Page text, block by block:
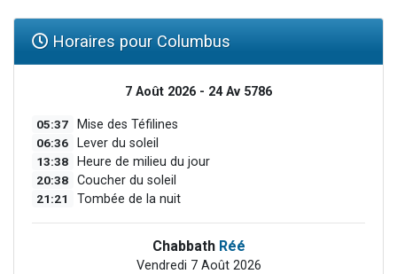
Horaires pour Columbus
7 Août 2026 - 24 Av 5786
05:37 Mise des Téfilines
06:36 Lever du soleil
13:38 Heure de milieu du jour
20:38 Coucher du soleil
21:21 Tombée de la nuit
Chabbath Réé
Vendredi 7 Août 2026